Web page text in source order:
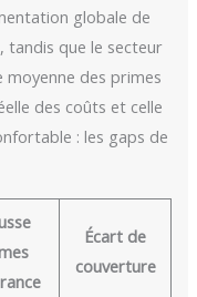
globale de
tandis que le secteur
moyenne des primes
des coûts et celle
: les gaps de
Écart de
couverture